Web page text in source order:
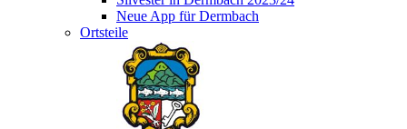
Neue App für Dermbach
Ortsteile